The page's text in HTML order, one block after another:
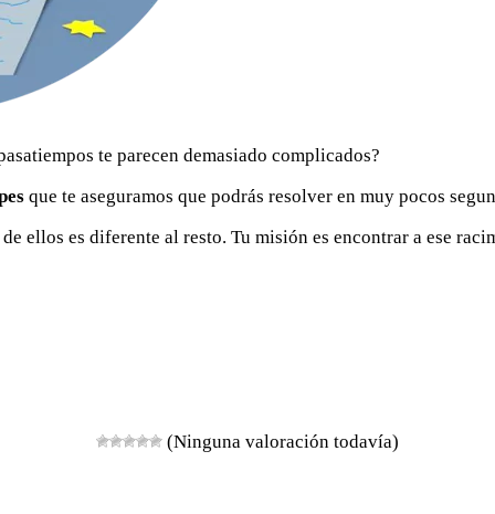
te parecen demasiado complicados?
que te aseguramos que podrás resolver en muy pocos
ellos es diferente al resto. Tu misión es encontrar a ese
(Ninguna valoración todavía)